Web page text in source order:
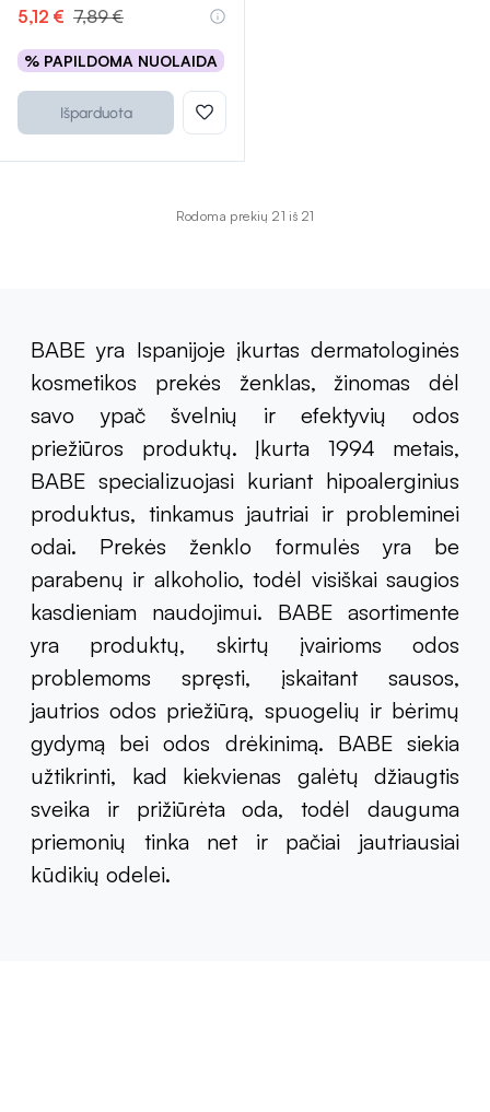
5,12 € 7,89 €
% PAPILDOMA NUOLAIDA
Išparduota
Rodoma prekių 21 iš 21
BABE yra Ispanijoje įkurtas dermatologinės
kosmetikos prekės ženklas, žinomas dėl
savo ypač švelnių ir efektyvių odos
priežiūros produktų. Įkurta 1994 metais,
BABE specializuojasi kuriant hipoalerginius
produktus, tinkamus jautriai ir probleminei
odai. Prekės ženklo formulės yra be
parabenų ir alkoholio, todėl visiškai saugios
kasdieniam naudojimui. BABE asortimente
yra produktų, skirtų įvairioms odos
problemoms spręsti, įskaitant sausos,
jautrios odos priežiūrą, spuogelių ir bėrimų
gydymą bei odos drėkinimą. BABE siekia
užtikrinti, kad kiekvienas galėtų džiaugtis
sveika ir prižiūrėta oda, todėl dauguma
priemonių tinka net ir pačiai jautriausiai
kūdikių odelei.